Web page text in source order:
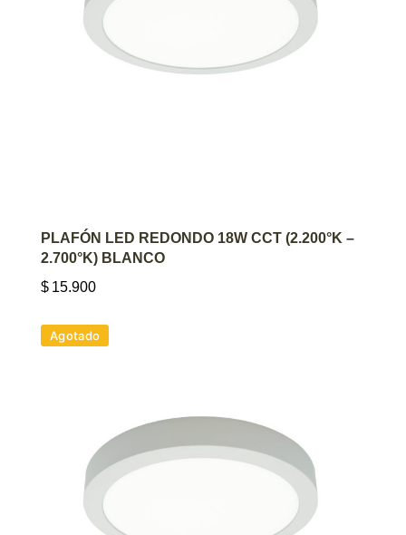
AGREGAR AL CARRITO
PLAFÓN LED REDONDO 18W CCT (2.200°K –
2.700°K) BLANCO
$ 15.900
Agotado